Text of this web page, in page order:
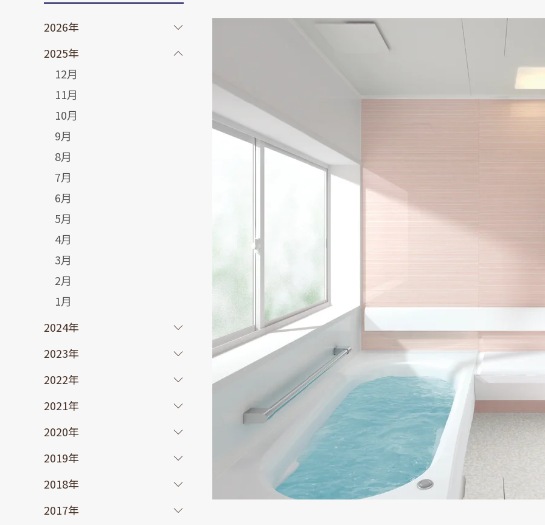
2026年
2025年
12月
11月
10月
9月
8月
7月
6月
5月
4月
3月
2月
1月
2024年
2023年
2022年
2021年
2020年
2019年
2018年
2017年